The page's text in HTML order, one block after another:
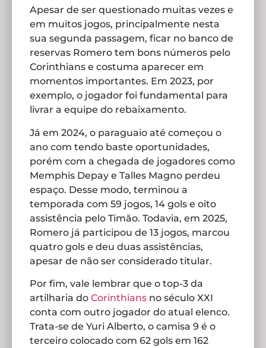
Apesar de ser questionado muitas vezes e
em muitos jogos, principalmente nesta
sua segunda passagem, ficar no banco de
reservas Romero tem bons números pelo
Corinthians e costuma aparecer em
momentos importantes. Em 2023, por
exemplo, o jogador foi fundamental para
livrar a equipe do rebaixamento.
Já em 2024, o paraguaio até começou o
ano com tendo baste oportunidades,
porém com a chegada de jogadores como
Memphis Depay e Talles Magno perdeu
espaço. Desse modo, terminou a
temporada com 59 jogos, 14 gols e oito
assistência pelo Timão. Todavia, em 2025,
Romero já participou de 13 jogos, marcou
quatro gols e deu duas assistências,
apesar de não ser considerado titular.
Por fim, vale lembrar que o top-3 da
artilharia do Corinthians no século XXI
conta com outro jogador do atual elenco.
Trata-se de Yuri Alberto, o camisa 9 é o
terceiro colocado com 62 gols em 162